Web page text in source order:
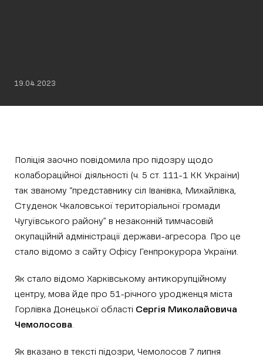
19.04.2023
Поліція заочно повідомила про підозру щодо
колабораційної діяльності (ч. 5 ст. 111-1 КК України)
так званому “представнику сіл Іванівка, Михайлівка,
Студенок Чкаловської територіальної громади
Чугуївського району” в незаконній тимчасовій
окупаційній адміністрації держави-агресора. Про це
стало відомо з сайту Офісу Генпрокурора України.
Як стало відомо Харківському антикорупційному
центру, мова йде про 51-річного уродженця міста
Горлівка Донецької області Сергія Миколайовича
Чемолосова.
Як вказано в тексті підозри, Чемолосов 7 липня